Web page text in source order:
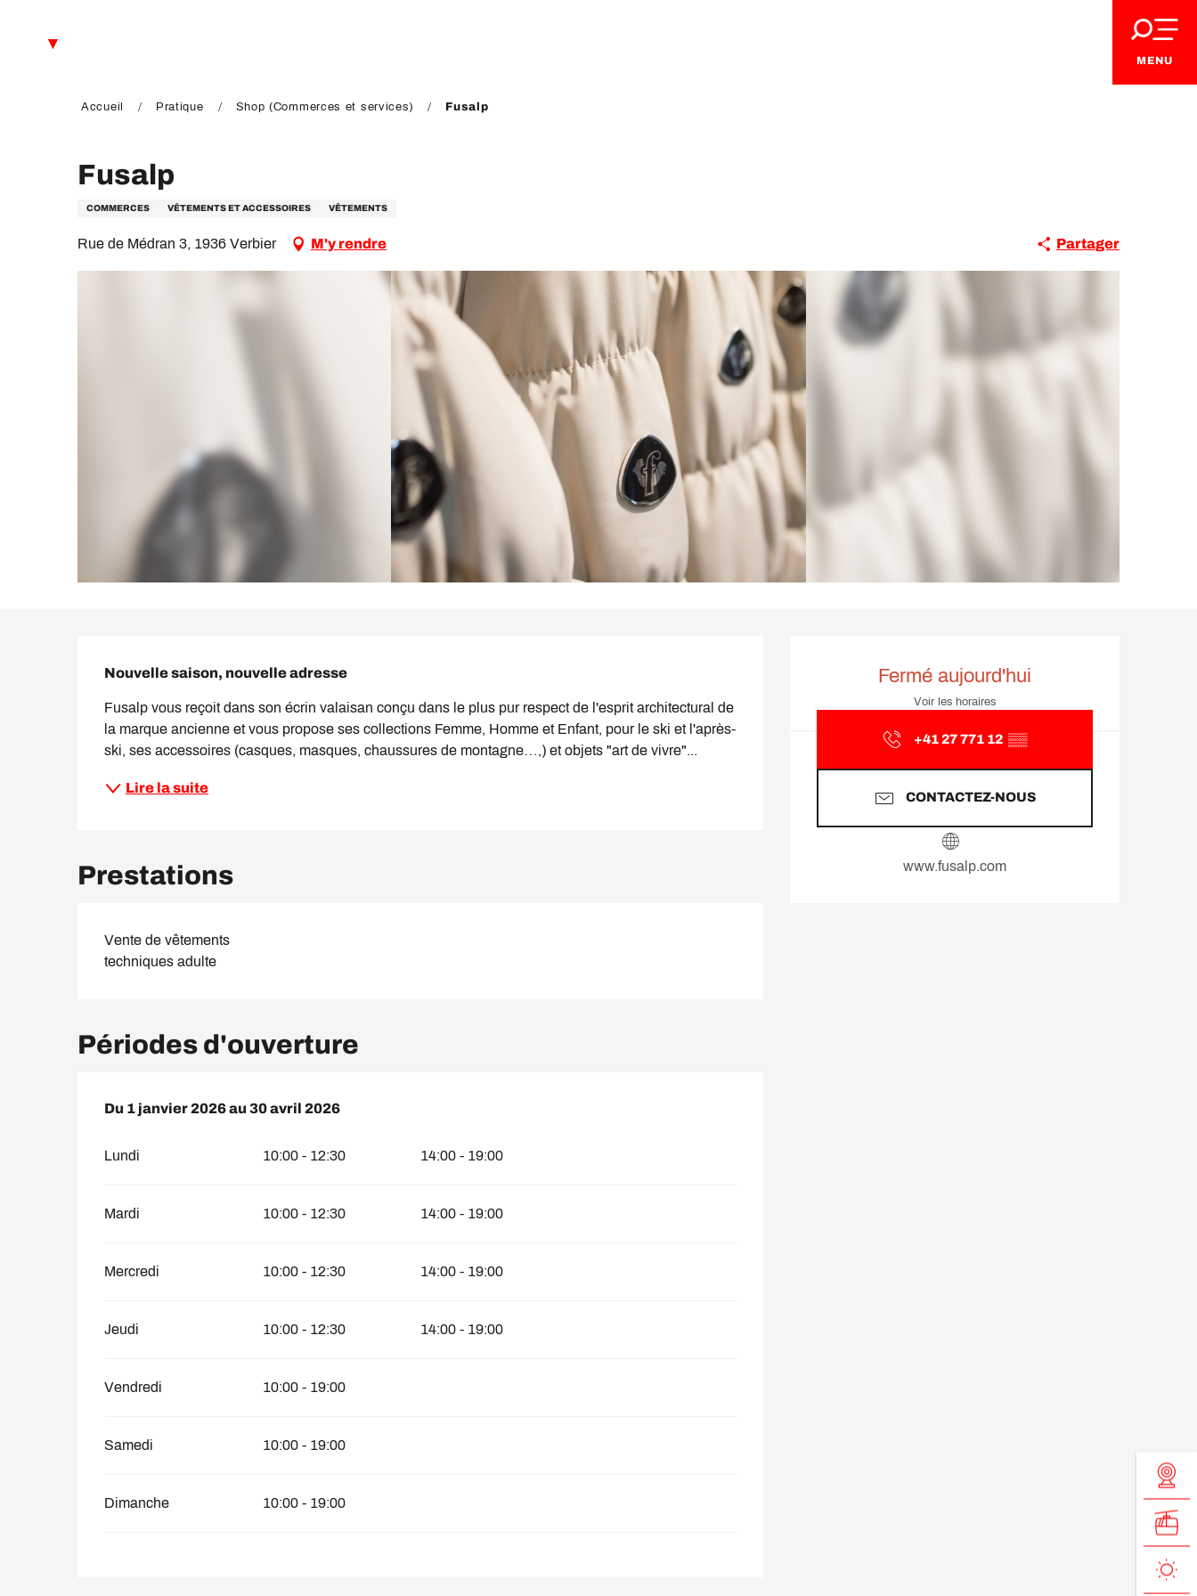
MENU
Accueil Pratique Shop (Commerces et services) Fusalp
Fusalp
COMMERCES VÊTEMENTS ET ACCESSOIRES VÊTEMENTS
Rue de Médran 3, 1936 Verbier M'y rendre Partager
Fermé aujourd'hui
Voir les horaires
+41 27 771 12 ▒▒
CONTACTEZ-NOUS
www.fusalp.com
Nouvelle saison, nouvelle adresse
Fusalp vous reçoit dans son écrin valaisan conçu dans le plus pur respect de l'esprit architectural de
la marque ancienne et vous propose ses collections Femme, Homme et Enfant, pour le ski et l'après-
ski, ses accessoires (casques, masques, chaussures de montagne…,) et objets "art de vivre"...
Lire la suite
Prestations
Vente de vêtements
techniques adulte
Périodes d'ouverture
Du 1 janvier 2026au 30 avril 2026
Du 1 janvier 2026au 30 avril 2026
Lundi 10:00 - 12:30 14:00 - 19:00
Mardi 10:00 - 12:30 14:00 - 19:00
Mercredi 10:00 - 12:30 14:00 - 19:00
Jeudi 10:00 - 12:30 14:00 - 19:00
Vendredi 10:00 - 19:00
Samedi 10:00 - 19:00
Dimanche 10:00 - 19:00